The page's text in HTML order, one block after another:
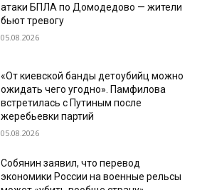
атаки БПЛА по Домодедово — жители
бьют тревогу
05.08.2026
«От киевской банды детоубийц можно
ожидать чего угодно». Памфилова
встретилась с Путиным после
жеребьевки партий
05.08.2026
Собянин заявил, что перевод
экономики России на военные рельсы